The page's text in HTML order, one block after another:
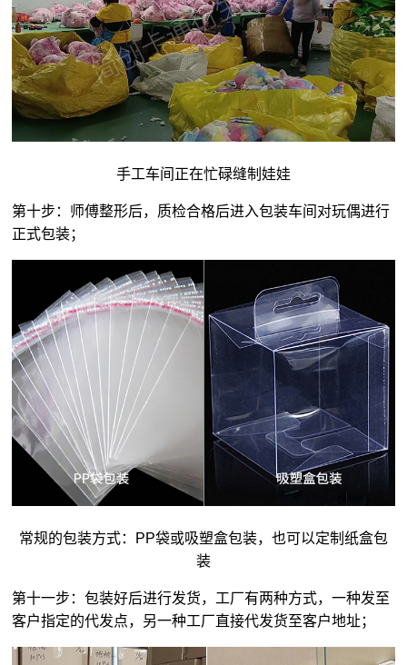
手工车间正在忙碌缝制娃娃
第十步：师傅整形后，质检合格后进入包装车间对玩偶进行
正式包装；
常规的包装方式：PP袋或吸塑盒包装，也可以定制纸盒包
装
第十一步：包装好后进行发货，工厂有两种方式，一种发至
客户指定的代发点，另一种工厂直接代发货至客户地址；